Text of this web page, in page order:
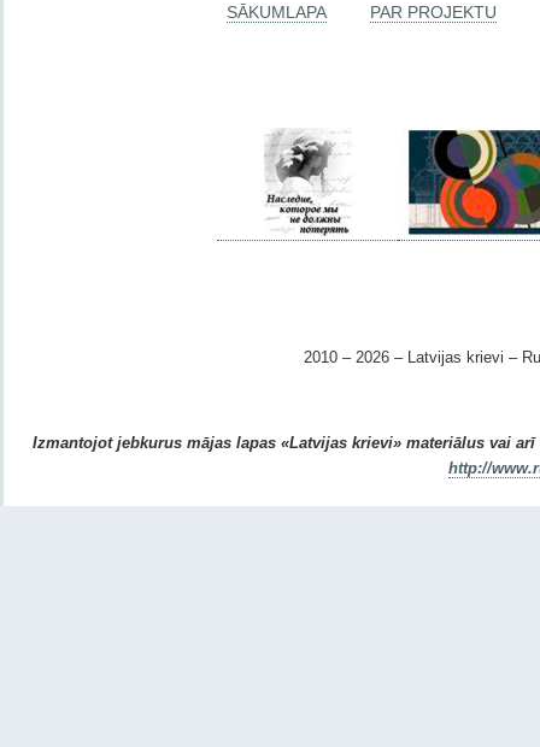
SĀKUMLAPA PAR PROJEKTU
2010 – 2026 – Latvijas krievi –
Izmantojot jebkurus mājas lapas «Latvijas krievi» materiālus vai
http://